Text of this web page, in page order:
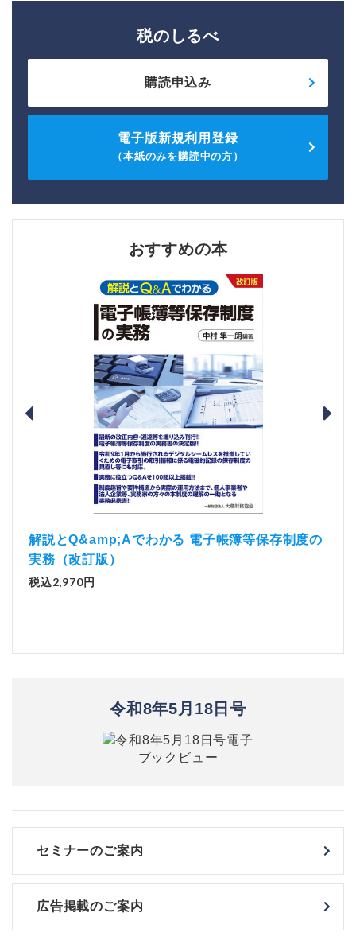
税のしるべ
購読申込み
電子版新規利用登録
（本紙のみを購読中の方）
おすすめの本
解説とQ&amp;Aでわかる 電子帳簿等保存制度の
実務（改訂版）
税込2,970円
令和8年5月18日号
セミナーのご案内
広告掲載のご案内